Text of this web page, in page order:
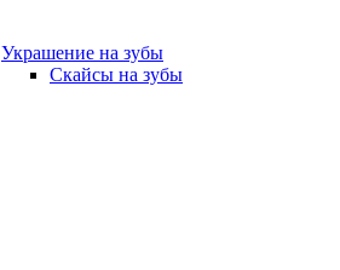
Украшение на зубы
Скайсы на зубы